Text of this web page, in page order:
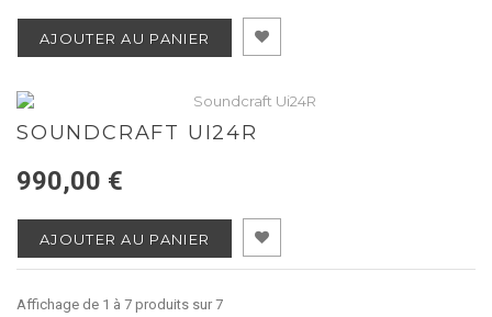
AJOUTER AU PANIER
SOUNDCRAFT UI24R
990,00 €
AJOUTER AU PANIER
Affichage de 1 à 7 produits sur 7